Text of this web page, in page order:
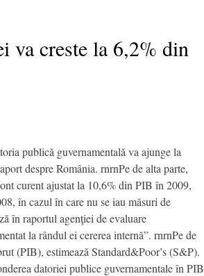
va creste la 6,2% din
publică guvernamentală va ajunge la
despre România. rnrnPe de alta parte,
curent ajustat la 10,6% din PIB în 2009,
în cazul în care nu se iau măsuri de
în raportul agenţiei de evaluare
la rândul ei cererea internă”. rnrnPe de
(PIB), estimează Standard&Poor’s (S&P).
datoriei publice guvernamentale în PIB